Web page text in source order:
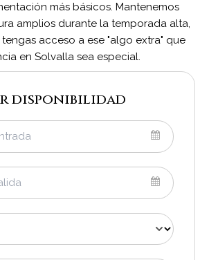
más básicos. Mantenemos
amplios durante la temporada alta,
acceso a ese "algo extra" que
en Solvalla sea especial.
disponibilidad